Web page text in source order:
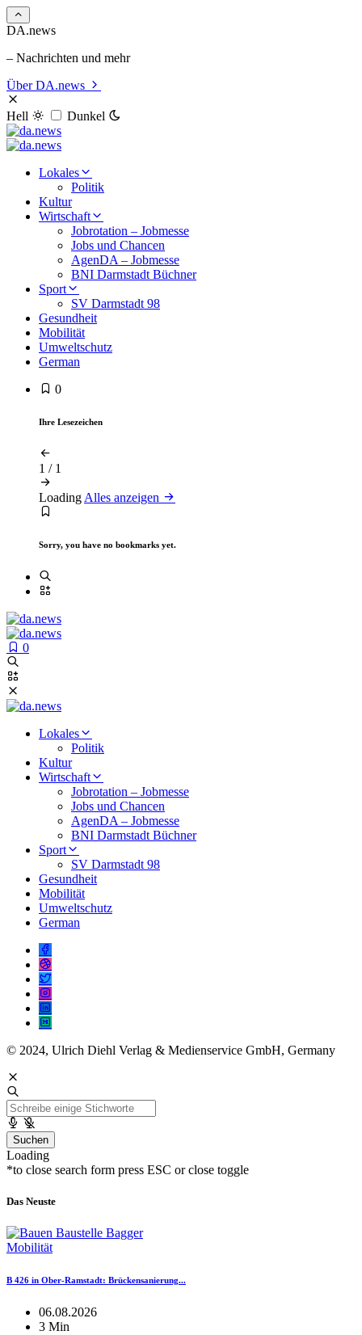
DA.news
– Nachrichten und mehr
Über DA.news
Hell Dunkel
Lokales
Politik
Kultur
Wirtschaft
Jobrotation – Jobmesse
Jobs und Chancen
AgenDA – Jobmesse
BNI Darmstadt Büchner
Sport
SV Darmstadt 98
Gesundheit
Mobilität
Umweltschutz
German
0
Ihre Lesezeichen
1 / 1
Loading Alles anzeigen
Sorry, you have no bookmarks yet.
0
Lokales
Politik
Kultur
Wirtschaft
Jobrotation – Jobmesse
Jobs und Chancen
AgenDA – Jobmesse
BNI Darmstadt Büchner
Sport
SV Darmstadt 98
Gesundheit
Mobilität
Umweltschutz
German
© 2024, Ulrich Diehl Verlag & Medienservice GmbH, Germany
Suchen
Loading
*to close search form press ESC or close toggle
Das Neuste
Mobilität
B 426 in Ober-Ramstadt: Brückensanierung...
06.08.2026
3 Min